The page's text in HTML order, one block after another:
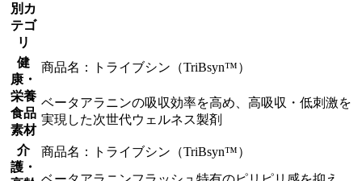
別カ
テゴ
リ
健
康・
栄養
食品
素材
商品名：トライブシン（TriBsyn™）
ベータアラニンの吸収効率を高め、高吸収・低刺激を
実現した次世代ウェルネス製剤
介
護・
商品名：トライブシン（TriBsyn™）